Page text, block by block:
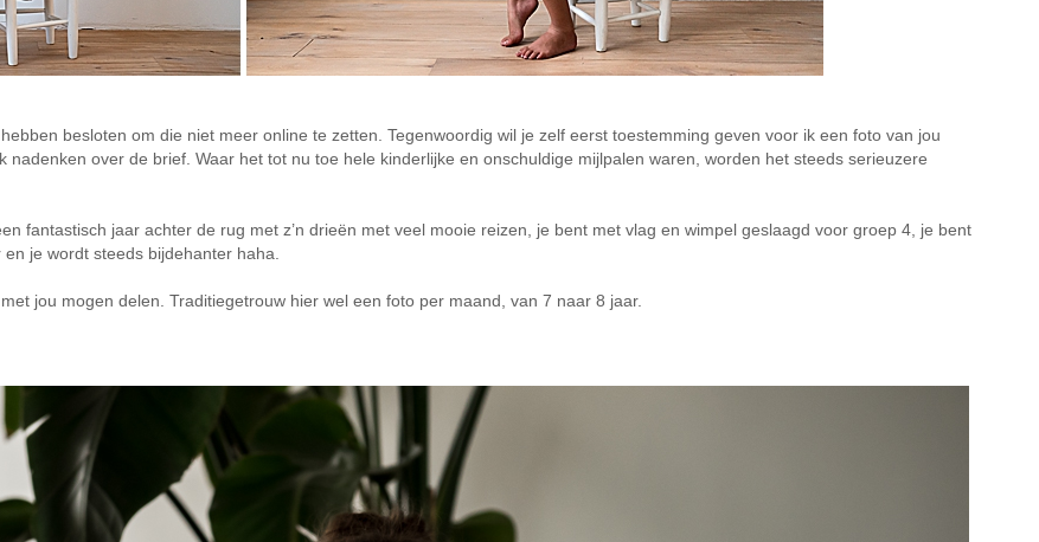
besloten om die niet meer online te zetten. Tegenwoordig wil je zelf eerst toestemming geven voor ik een foto van jou
over de brief. Waar het tot nu toe hele kinderlijke en onschuldige mijlpalen waren, worden het steeds serieuzere
fantastisch jaar achter de rug met z’n drieën met veel mooie reizen, je bent met vlag en wimpel geslaagd voor groep 4, je bent
je wordt steeds bijdehanter haha.
jou mogen delen. Traditiegetrouw hier wel een foto per maand, van 7 naar 8 jaar.